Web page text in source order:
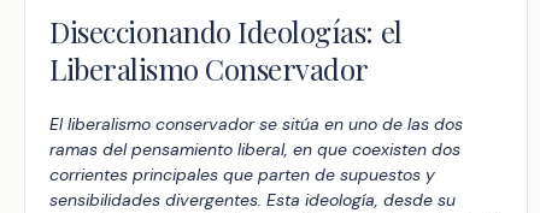
Diseccionando Ideologías: el
Liberalismo Conservador
El liberalismo conservador se sitúa en uno de las dos
ramas del pensamiento liberal, en que coexisten dos
corrientes principales que parten de supuestos y
sensibilidades divergentes. Esta ideología, desde su